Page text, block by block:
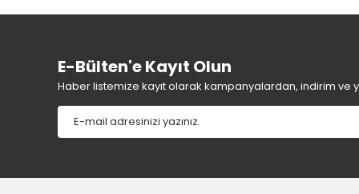
E-Bülten'e Kayıt Olun
Haber listemize kayıt olarak kampanyalardan, indirim ve